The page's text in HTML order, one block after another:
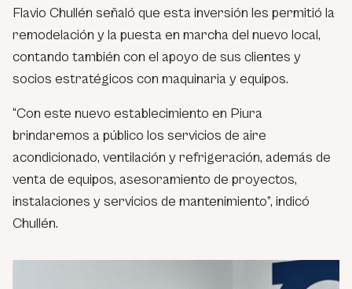
Flavio Chullén señaló que esta inversión les permitió la
remodelación y la puesta en marcha del nuevo local,
contando también con el apoyo de sus clientes y
socios estratégicos con maquinaria y equipos.
“Con este nuevo establecimiento en Piura
brindaremos a público los servicios de aire
acondicionado, ventilación y refrigeración, además de
venta de equipos, asesoramiento de proyectos,
instalaciones y servicios de mantenimiento”, indicó
Chullén.